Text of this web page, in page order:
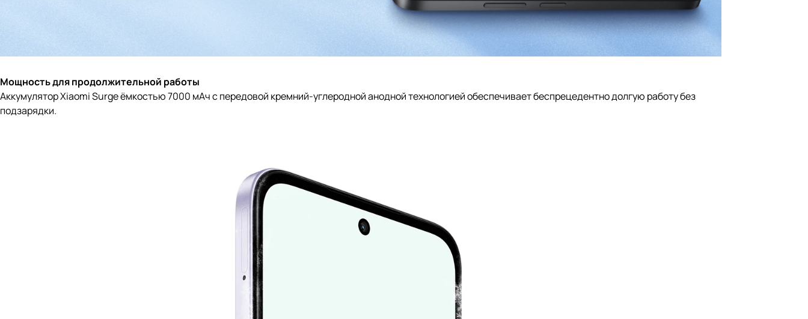
Мощность для продолжительной работы
Аккумулятор Xiaomi Surge ёмкостью 7000 мАч с передовой кремний-углеродной анодной технологией обеспечивает беспрецедентно долгую работу без
подзарядки.